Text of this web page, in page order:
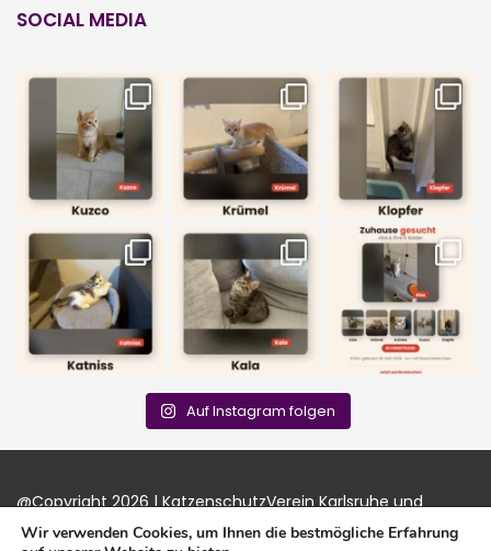
SOCIAL MEDIA
Auf Instagram folgen
@Copyright 2026 | KatzenschutzVerein Karlsruhe und
Umgebung e.V. |Impressum|Datenschutz|Login
Wir verwenden Cookies, um Ihnen die bestmögliche Erfahrung